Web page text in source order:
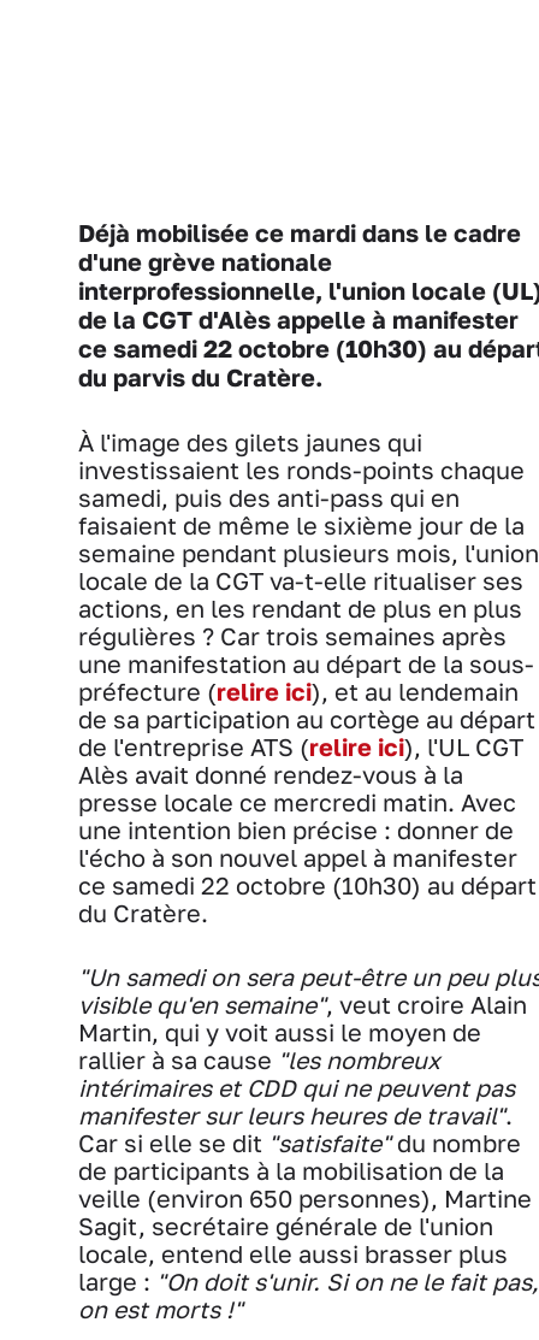
Déjà mobilisée ce mardi dans le cadre
d'une grève nationale
interprofessionnelle, l'union locale
de la CGT d'Alès appelle à manifester
ce samedi 22 octobre (10h30) au
du parvis du Cratère.
À l'image des gilets jaunes qui
investissaient les ronds-points chaque
samedi, puis des anti-pass qui en
faisaient de même le sixième jour de la
semaine pendant plusieurs mois, l'union
locale de la CGT va-t-elle ritualiser ses
actions, en les rendant de plus en plus
régulières ? Car trois semaines après
une manifestation au départ de la sous-
préfecture (relire ici), et au lendemain
de sa participation au cortège au départ
de l'entreprise ATS (relire ici), l'UL CGT
Alès avait donné rendez-vous à la
presse locale ce mercredi matin. Avec
une intention bien précise : donner de
l'écho à son nouvel appel à manifester
ce samedi 22 octobre (10h30) au départ
du Cratère.
"Un samedi on sera peut-être un peu
visible qu'en semaine", veut croire Alain
Martin, qui y voit aussi le moyen de
rallier à sa cause "les nombreux
intérimaires et CDD qui ne peuvent pas
manifester sur leurs heures de travail".
Car si elle se dit "satisfaite"du nombre
de participants à la mobilisation de la
veille (environ 650 personnes), Martine
Sagit, secrétaire générale de l'union
locale, entend elle aussi brasser plus
large : "On doit s'unir. Si on ne le fait pas,
on est morts !"